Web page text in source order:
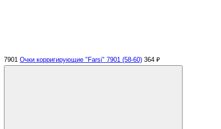
7901 Очки корригирующие "Farsi" 7901 (58-60) 364 ₽